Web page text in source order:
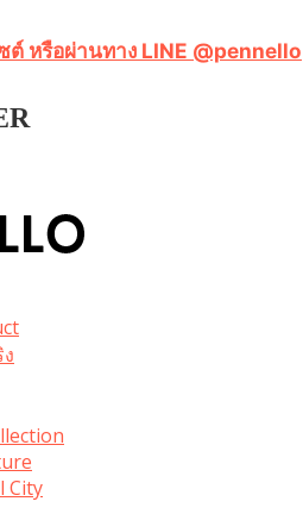
ต์ หรือผ่านทาง LINE @pennello
City